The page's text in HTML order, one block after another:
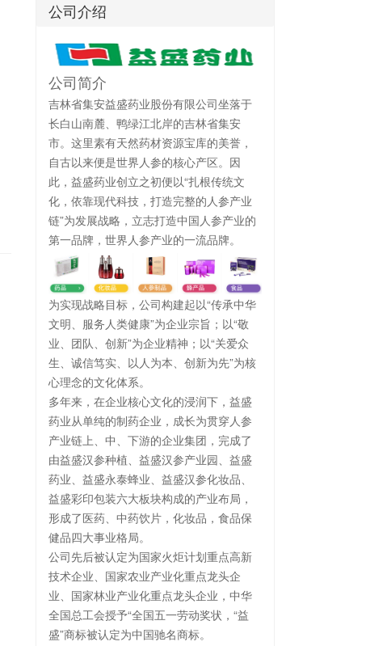
公司介绍
公司简介
吉林省集安益盛药业股份有限公司坐落于
长白山南麓、鸭绿江北岸的吉林省集安
市。这里素有天然药材资源宝库的美誉，
自古以来便是世界人参的核心产区。因
此，益盛药业创立之初便以“扎根传统文
化，依靠现代科技，打造完整的人参产业
链”为发展战略，立志打造中国人参产业的
第一品牌，世界人参产业的一流品牌。
为实现战略目标，公司构建起以“传承中华
文明、服务人类健康”为企业宗旨；以“敬
业、团队、创新”为企业精神；以“关爱众
生、诚信笃实、以人为本、创新为先”为核
心理念的文化体系。
多年来，在企业核心文化的浸润下，益盛
药业从单纯的制药企业，成长为贯穿人参
产业链上、中、下游的企业集团，完成了
由益盛汉参种植、益盛汉参产业园、益盛
药业、益盛永泰蜂业、益盛汉参化妆品、
益盛彩印包装六大板块构成的产业布局，
形成了医药、中药饮片，化妆品，食品保
健品四大事业格局。
公司先后被认定为国家火炬计划重点高新
技术企业、国家农业产业化重点龙头企
业、国家林业产业化重点龙头企业，中华
全国总工会授予“全国五一劳动奖状，“益
盛”商标被认定为中国驰名商标。